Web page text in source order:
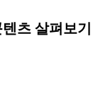
츠 살펴보기